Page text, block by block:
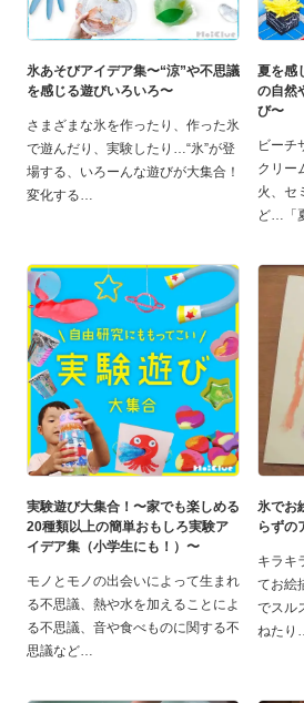
氷あそびアイデア集〜“涼”や不思議
を感じる遊びいろいろ〜
さまざまな氷を作ったり、作った氷
で遊んだり、実験したり…“氷”が登
場する、いろーんな遊びが大集合！
変化する
夏を感
の自然
び〜
ビーチ
クリー
火、セ
ど…「
実験遊び大集合！〜家でも楽しめる
20種類以上の簡単おもしろ実験ア
イデア集（小学生にも！）〜
モノとモノの出会いによって生まれ
る不思議、熱や水を加えることによ
る不思議、音や食べものに関する不
思議など
氷でお
らずの
キラキ
てお絵描
でスル
ねたり